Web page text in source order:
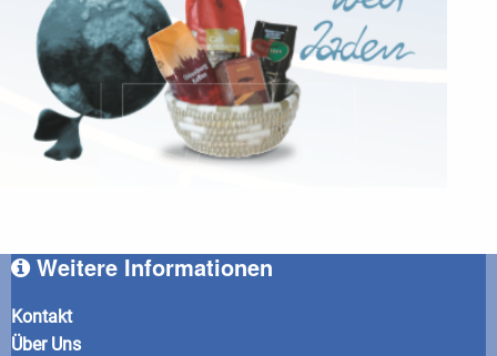
Weitere Informationen
Kontakt
Über Uns